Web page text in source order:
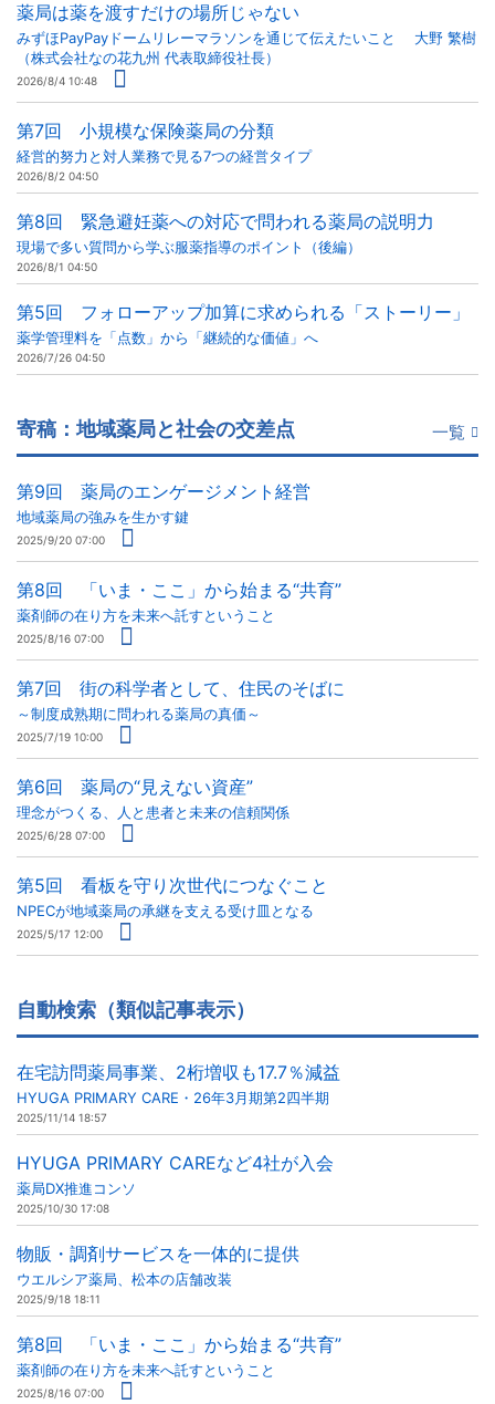
薬局は薬を渡すだけの場所じゃない
みずほPayPayドームリレーマラソンを通じて伝えたいこと 大野 繁樹
（株式会社なの花九州 代表取締役社長）
2026/8/4 10:48
第7回 小規模な保険薬局の分類
経営的努力と対人業務で見る7つの経営タイプ
2026/8/2 04:50
第8回 緊急避妊薬への対応で問われる薬局の説明力
現場で多い質問から学ぶ服薬指導のポイント（後編）
2026/8/1 04:50
第5回 フォローアップ加算に求められる「ストーリー」
薬学管理料を「点数」から「継続的な価値」へ
2026/7/26 04:50
寄稿：地域薬局と社会の交差点 一覧
第9回 薬局のエンゲージメント経営
地域薬局の強みを生かす鍵
2025/9/20 07:00
第8回 「いま・ここ」から始まる“共育”
薬剤師の在り方を未来へ託すということ
2025/8/16 07:00
第7回 街の科学者として、住民のそばに
～制度成熟期に問われる薬局の真価～
2025/7/19 10:00
第6回 薬局の“見えない資産”
理念がつくる、人と患者と未来の信頼関係
2025/6/28 07:00
第5回 看板を守り次世代につなぐこと
NPECが地域薬局の承継を支える受け皿となる
2025/5/17 12:00
自動検索（類似記事表示）
在宅訪問薬局事業、2桁増収も17.7％減益
HYUGA PRIMARY CARE・26年3月期第2四半期
2025/11/14 18:57
HYUGA PRIMARY CAREなど4社が入会
薬局DX推進コンソ
2025/10/30 17:08
物販・調剤サービスを一体的に提供
ウエルシア薬局、松本の店舗改装
2025/9/18 18:11
第8回 「いま・ここ」から始まる“共育”
薬剤師の在り方を未来へ託すということ
2025/8/16 07:00